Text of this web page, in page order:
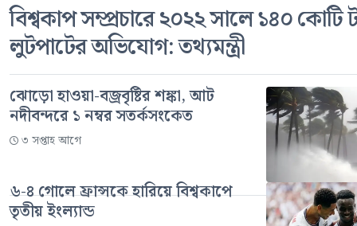
বিশ্বকাপ সম্প্রচারে ২০২২ সালে ১৪০ কোটি
লুটপাটের অভিযোগ: তথ্যমন্ত্রী
ঝোড়ো হাওয়া-বজ্রবৃষ্টির শঙ্কা, আট
নদীবন্দরে ১ নম্বর সতর্কসংকেত
৩ সপ্তাহ আগে
৬-৪ গোলে ফ্রান্সকে হারিয়ে বিশ্বকাপে
তৃতীয় ইংল্যান্ড